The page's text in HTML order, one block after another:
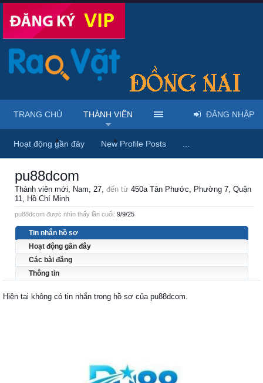
Trang chủ Thành viên pu88dcom
pu88dcom
Thành viên mới, Nam, 27, đến từ 450a Tân Phước, Phường 7, Quận
11, Hồ Chí Minh
pu88dcom được nhìn thấy lần cuối: 9/9/25
Tin nhắn hồ sơ
Hoạt động gần đây
Các bài đăng
Thông tin
Hiện tại không có tin nhắn trong hồ sơ của pu88dcom.
TRANG CHỦ THÀNH VIÊN
Hoạt động gần đây New Profile Posts
ĐĂNG NHẬP